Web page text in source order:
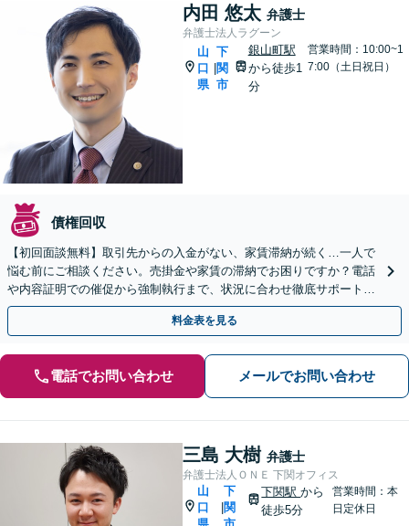
内田 悠太 弁護士
弁護士法人ラグーン
山
口
県
下
関
市
銀山町駅
から徒歩1
分
営業時間：10:00~1
7:00（土日祝日）
債権回収
【初回面談無料】取引先からの入金がない、家賃滞納が続く…一人で
悩む前にご相談ください。売掛金や家賃の滞納でお困りですか？電話
や内容証明での催促から強制執行まで、状況に合わせ徹底サポート
【身障者用駐車場あり、近隣に有料駐車場あり】夜間休日対応
料金表を見る
電話でお問い合わせ メールでお問い合わせ
三島 大樹 弁護士
弁護士法人ＯＮＥ 下関オフィス
山
口
県
下
関
市
下関駅から
徒歩5分
営業時間：本
日定休日